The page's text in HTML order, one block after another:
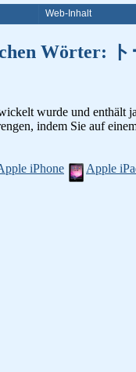
Web-Inhalt
Wörter:
wurde und enthält
indem Sie auf
iPhone Apple